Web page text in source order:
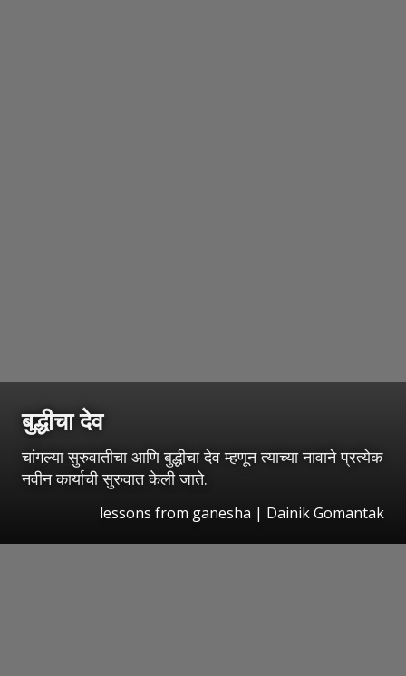
बुद्धीचा देव
चांगल्या सुरुवातीचा आणि बुद्धीचा देव म्हणून त्याच्या नावाने प्रत्येक
नवीन कार्याची सुरुवात केली जाते.
lessons from ganesha | Dainik Gomantak